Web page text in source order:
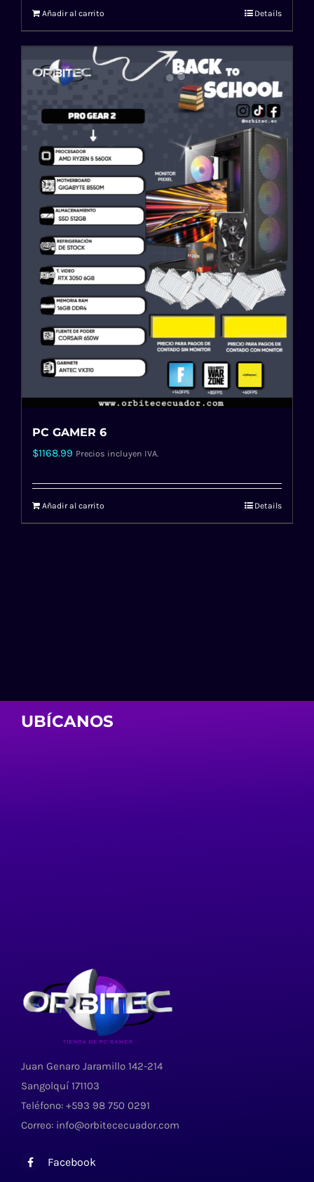
Añadir al carrito Details
PC GAMER 6
$1168.99 Precios incluyen IVA.
Añadir al carrito Details
UBÍCANOS
Juan Genaro Jaramillo 142-214
Sangolquí 171103
Teléfono: +593 98 750 0291
Correo: info@orbitececuador.com
Facebook